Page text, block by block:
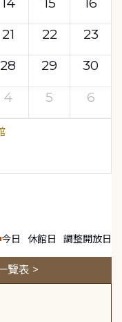
21 22
23
28 29
30
4 5 6
今日 休館日 調整開放日
覽表 >